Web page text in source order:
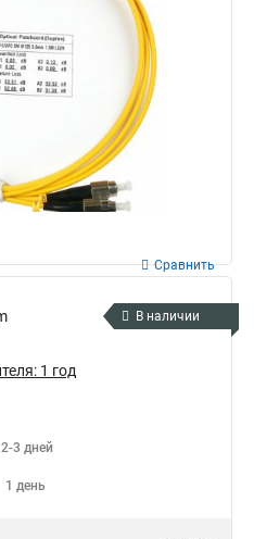
Сравнить
В наличии
1 год
2-3 дней
1 день